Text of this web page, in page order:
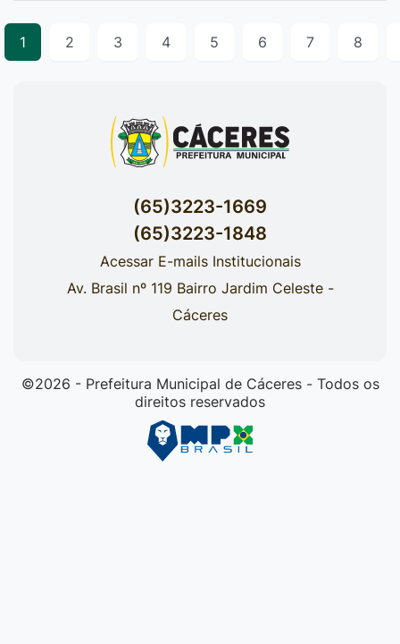
1 2 3 4 5 6 7 8
(65)3223-1669
(65)3223-1848
Acessar E-mails Institucionais
Av. Brasil nº 119 Bairro Jardim Celeste -
Cáceres
©2026 - Prefeitura Municipal de Cáceres - Todos os
direitos reservados